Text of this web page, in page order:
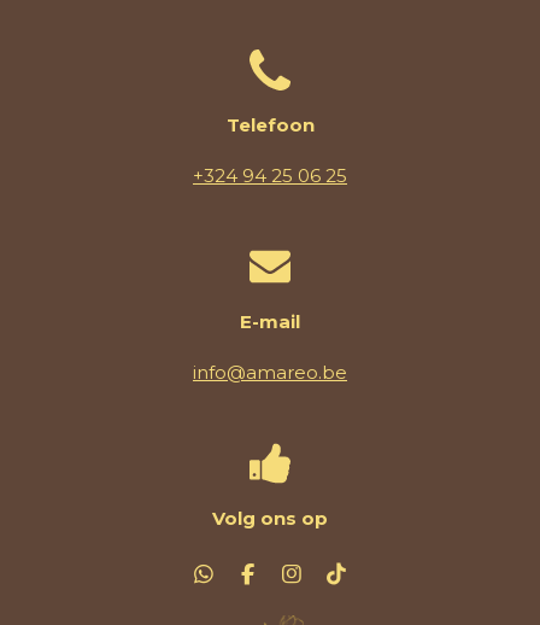
Telefoon
+324 94 25 06 25
E-mail
info@amareo.be
Volg ons op
W
F
I
T